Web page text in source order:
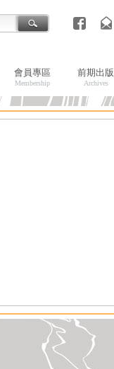
會員專區
Membership
前期出版
Archives